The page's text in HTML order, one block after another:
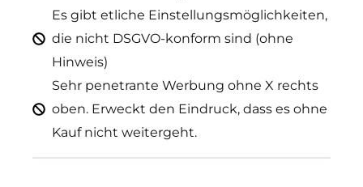
Es gibt etliche Einstellungsmöglichkeiten,
die nicht DSGVO-konform sind (ohne
Hinweis)
Sehr penetrante Werbung ohne X rechts
oben. Erweckt den Eindruck, dass es ohne
Kauf nicht weitergeht.